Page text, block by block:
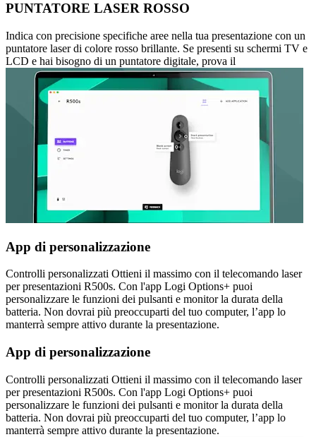
PUNTATORE LASER ROSSO
Indica con precisione specifiche aree nella tua presentazione con un
puntatore laser di colore rosso brillante. Se presenti su schermi TV e
LCD e hai bisogno di un puntatore digitale, prova il
App di personalizzazione
Controlli personalizzati Ottieni il massimo con il telecomando laser
per presentazioni R500s. Con l'app Logi Options+ puoi
personalizzare le funzioni dei pulsanti e monitor la durata della
batteria. Non dovrai più preoccuparti del tuo computer, l’app lo
manterrà sempre attivo durante la presentazione.
App di personalizzazione
Controlli personalizzati Ottieni il massimo con il telecomando laser
per presentazioni R500s. Con l'app Logi Options+ puoi
personalizzare le funzioni dei pulsanti e monitor la durata della
batteria. Non dovrai più preoccuparti del tuo computer, l’app lo
manterrà sempre attivo durante la presentazione.